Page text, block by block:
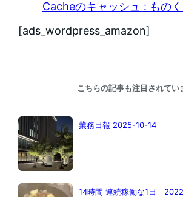
Cacheのキャッシュ : もの
[ads_wordpress_amazon]
こちらの記事も注目されてい
業務日報 2025-10-14
14時間 連続稼働な1日